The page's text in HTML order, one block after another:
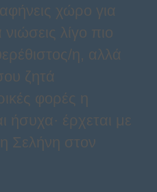
χώρο για
λίγο πιο
η, αλλά
ζητά
φορές η
ήσυχα· έρχεται με
Σελήνη στον